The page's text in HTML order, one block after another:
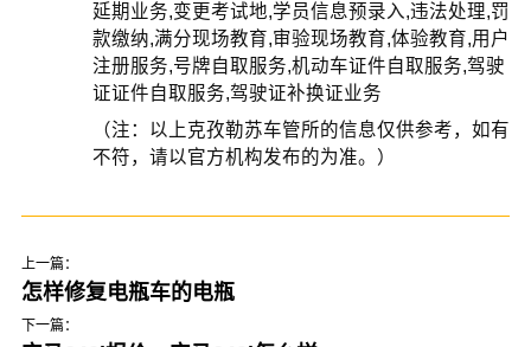
延期业务,变更考试地,学员信息预录入,违法处理,罚
款缴纳,满分现场教育,审验现场教育,体验教育,用户
注册服务,号牌自取服务,机动车证件自取服务,驾驶
证证件自取服务,驾驶证补换证业务
（注：以上克孜勒苏车管所的信息仅供参考，如有
不符，请以官方机构发布的为准。）
上一篇：
怎样修复电瓶车的电瓶
下一篇：